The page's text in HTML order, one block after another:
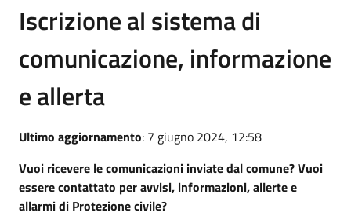
Iscrizione al sistema di
comunicazione, informazione
e allerta
Ultimo aggiornamento: 7 giugno 2024, 12:58
Vuoi ricevere le comunicazioni inviate dal comune? Vuoi
essere contattato per avvisi, informazioni, allerte e
allarmi di Protezione civile?